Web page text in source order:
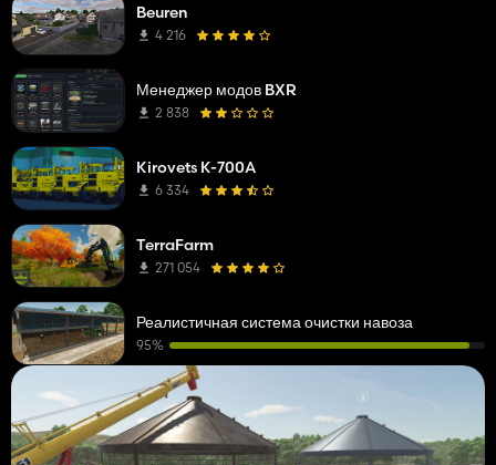
Beuren
4 216
Менеджер модов BXR
2 838
Kirovets K-700A
6 334
TerraFarm
271 054
Реалистичная система очистки навоза
95%